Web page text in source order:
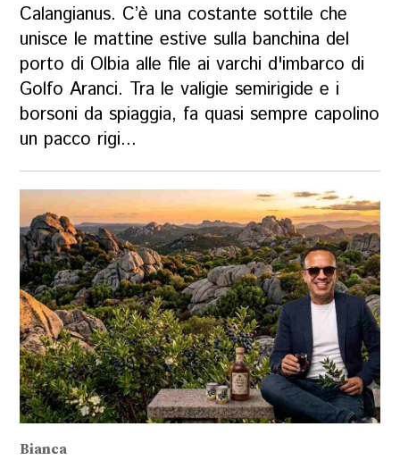
Calangianus. C’è una costante sottile che
unisce le mattine estive sulla banchina del
porto di Olbia alle file ai varchi d'imbarco di
Golfo Aranci. Tra le valigie semirigide e i
borsoni da spiaggia, fa quasi sempre capolino
un pacco rigi...
Bianca